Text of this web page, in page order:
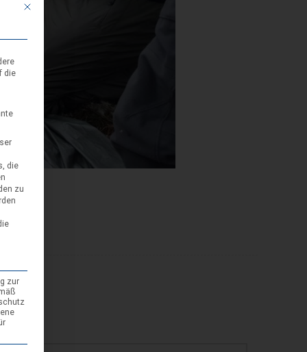
Mit diesem Button wird der Dialog geschlossen. Seine Funktionalität ist
die
die
zu
zur